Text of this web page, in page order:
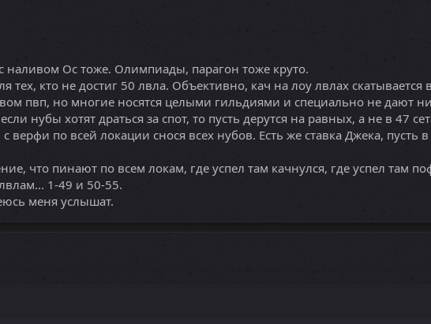
наливом Ос тоже. Олимпиады, парагон тоже круто.
тех, кто не достиг 50 лвла. Объективно, кач на лоу лвлах
пвп, но многие носятся целыми гильдиями и специально не дают
нубы хотят драться за спот, то пусть дерутся на равных, а не в 47
верфи по всей локации снося всех нубов. Есть же ставка Джека, пусть
что пинают по всем локам, где успел там качнулся, где успел там
1-49 и 50-55.
меня услышат.